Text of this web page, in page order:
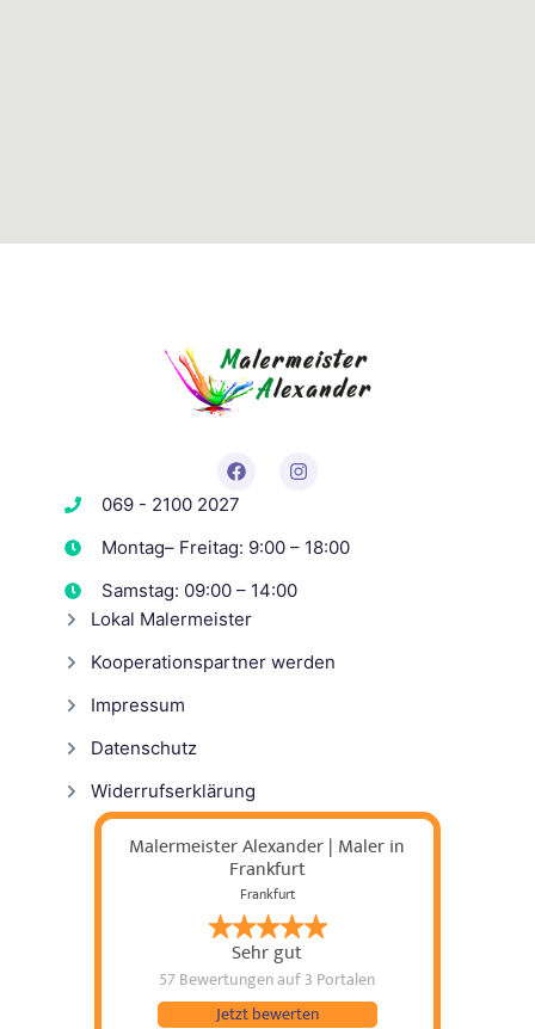
069 - 2100 2027
Montag– Freitag: 9:00 – 18:00
Samstag: 09:00 – 14:00
Lokal Malermeister
Kooperationspartner werden
Impressum
Datenschutz
Widerrufserklärung
Malermeister Alexander | Maler in
Frankfurt
Frankfurt
Sehr gut
57 Bewertungenauf 3 Portalen
Jetzt bewerten